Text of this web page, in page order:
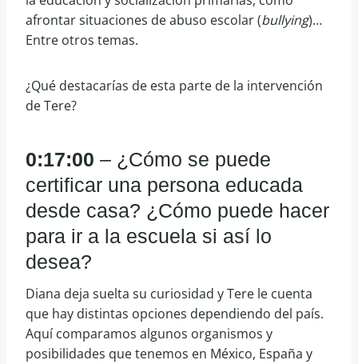
afrontar situaciones de abuso escolar (bullying)…
Entre otros temas.
¿Qué destacarías de esta parte de la intervención
de Tere?
0:17:00 – ¿Cómo se puede
certificar una persona educada
desde casa? ¿Cómo puede hacer
para ir a la escuela si así lo
desea?
Diana deja suelta su curiosidad y Tere le cuenta
que hay distintas opciones dependiendo del país.
Aquí comparamos algunos organismos y
posibilidades que tenemos en México, España y